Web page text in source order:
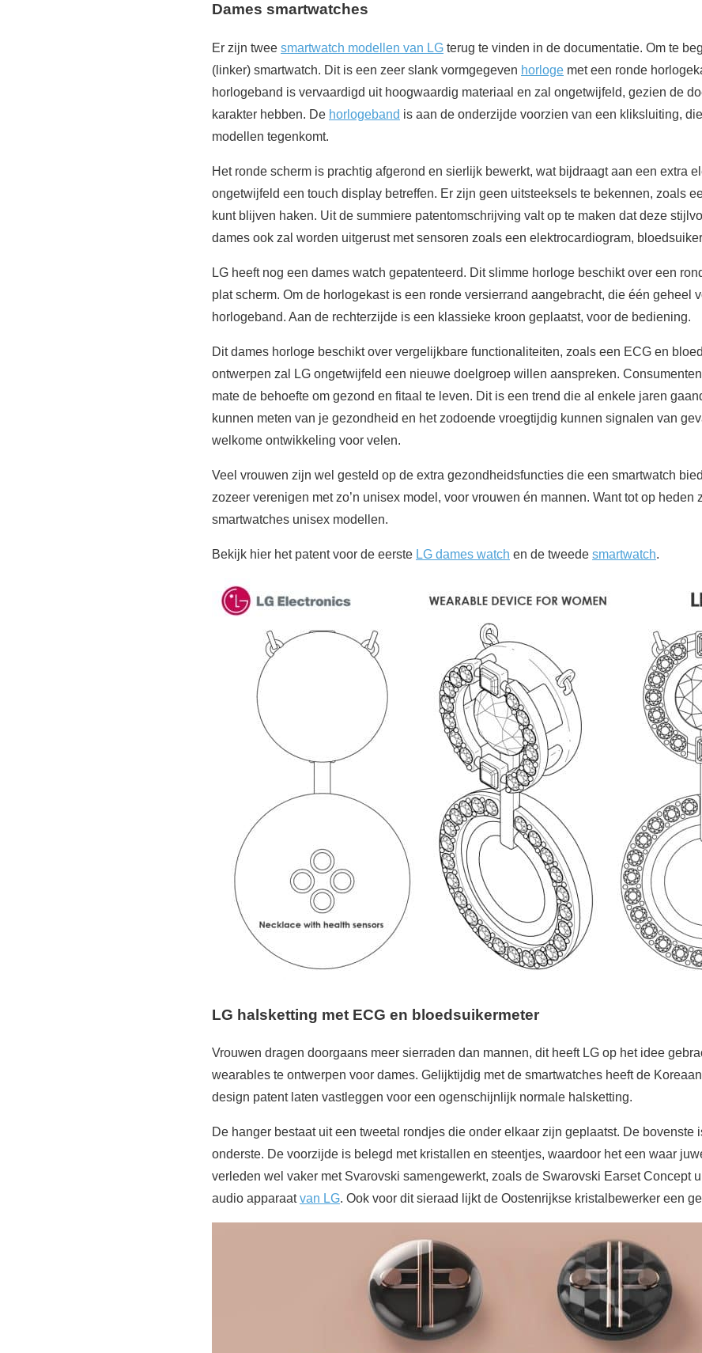
Dames smartwatches
Er zijn twee smartwatch modellen van LG terug te vinden in de documentatie. Om te
(linker) smartwatch. Dit is een zeer slank vormgegeven horloge met een ronde
horlogeband is vervaardigd uit hoogwaardig materiaal en zal ongetwijfeld, gezien de
karakter hebben. De horlogeband is aan de onderzijde voorzien van een kliksluiting,
modellen tegenkomt.
Het ronde scherm is prachtig afgerond en sierlijk bewerkt, wat bijdraagt aan een extra
ongetwijfeld een touch display betreffen. Er zijn geen uitsteeksels te bekennen, zoals
kunt blijven haken. Uit de summiere patentomschrijving valt op te maken dat deze
dames ook zal worden uitgerust met sensoren zoals een elektrocardiogram,
LG heeft nog een dames watch gepatenteerd. Dit slimme horloge beschikt over een
plat scherm. Om de horlogekast is een ronde versierrand aangebracht, die één geheel
horlogeband. Aan de rechterzijde is een klassieke kroon geplaatst, voor de bediening.
Dit dames horloge beschikt over vergelijkbare functionaliteiten, zoals een ECG en
ontwerpen zal LG ongetwijfeld een nieuwe doelgroep willen aanspreken.
mate de behoefte om gezond en fitaal te leven. Dit is een trend die al enkele jaren
kunnen meten van je gezondheid en het zodoende vroegtijdig kunnen signalen van
welkome ontwikkeling voor velen.
Veel vrouwen zijn wel gesteld op de extra gezondheidsfuncties die een smartwatch
zozeer verenigen met zo’n unisex model, voor vrouwen én mannen. Want tot op heden
smartwatches unisex modellen.
Bekijk hier het patent voor de eerste LG dames watch en de tweede smartwatch.
LG halsketting met ECG en bloedsuikermeter
Vrouwen dragen doorgaans meer sierraden dan mannen, dit heeft LG op het idee
wearables te ontwerpen voor dames. Gelijktijdig met de smartwatches heeft de
design patent laten vastleggen voor een ogenschijnlijk normale halsketting.
De hanger bestaat uit een tweetal rondjes die onder elkaar zijn geplaatst. De bovenste
onderste. De voorzijde is belegd met kristallen en steentjes, waardoor het een waar
verleden wel vaker met Svarovski samengewerkt, zoals de Swarovski Earset Concept
audio apparaatvan LG. Ook voor dit sieraad lijkt de Oostenrijkse kristalbewerker een